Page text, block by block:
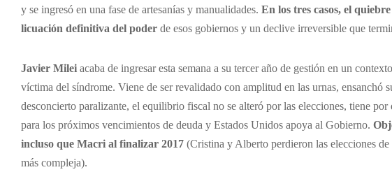
y se ingresó en una fase de artesanías y manualidades. En los tres casos, el
licuación definitiva del poder de esos gobiernos y un declive irreversible que
Javier Milei acaba de ingresar esta semana a su tercer año de gestión en un
víctima del síndrome. Viene de ser revalidado con amplitud en las urnas, ensanchó
desconcierto paralizante, el equilibrio fiscal no se alteró por las elecciones, tiene
para los próximos vencimientos de deuda y Estados Unidos apoya al Gobierno.
incluso que Macri al finalizar 2017 (Cristina y Alberto perdieron las elecciones
más compleja).